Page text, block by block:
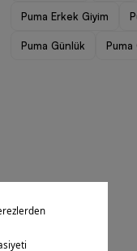
Puma Erkek Giyim
Puma Günlük Puma